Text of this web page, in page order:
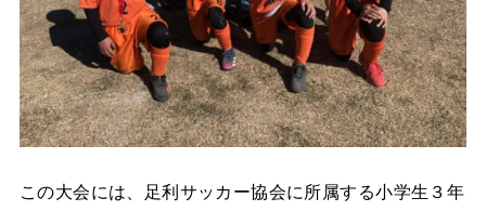
この大会には、足利サッカー協会に所属する小学生３年